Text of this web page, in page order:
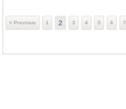
< Previous 1 2 3 4 5 6 7